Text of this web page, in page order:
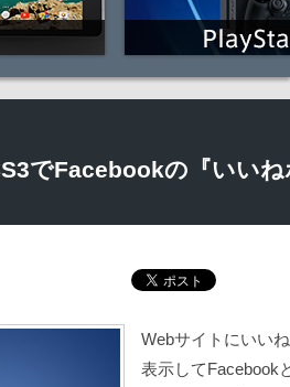
でFacebookの『いい
Webサイトにいい
表示してFacebook